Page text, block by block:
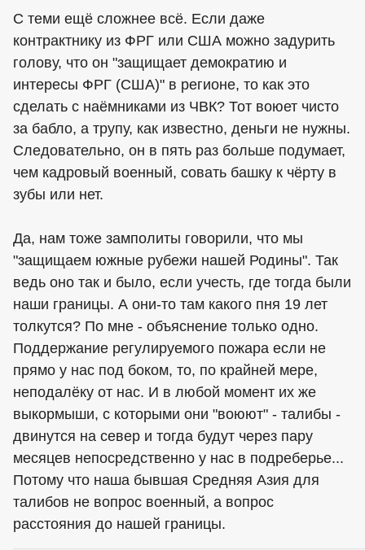
С теми ещё сложнее всё. Если даже
контрактнику из ФРГ или США можно задурить
голову, что он "защищает демократию и
интересы ФРГ (США)" в регионе, то как это
сделать с наёмниками из ЧВК? Тот воюет чисто
за бабло, а трупу, как известно, деньги не нужны.
Следовательно, он в пять раз больше подумает,
чем кадровый военный, совать башку к чёрту в
зубы или нет.
Да, нам тоже замполиты говорили, что мы
"защищаем южные рубежи нашей Родины". Так
ведь оно так и было, если учесть, где тогда были
наши границы. А они-то там какого пня 19 лет
толкутся? По мне - объяснение только одно.
Поддержание регулируемого пожара если не
прямо у нас под боком, то, по крайней мере,
неподалёку от нас. И в любой момент их же
выкормыши, с которыми они "воюют" - талибы -
двинутся на север и тогда будут через пару
месяцев непосредственно у нас в подреберье...
Потому что наша бывшая Средняя Азия для
талибов не вопрос военный, а вопрос
расстояния до нашей границы.